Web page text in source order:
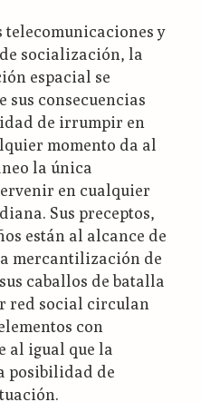
telecomunicaciones y
socialización, la
espacial se
sus consecuencias
de irrumpir en
momento da al
la única
en cualquier
Sus preceptos,
están al alcance de
mercantilización de
caballos de batalla
red social circulan
con
al igual que la
posibilidad de